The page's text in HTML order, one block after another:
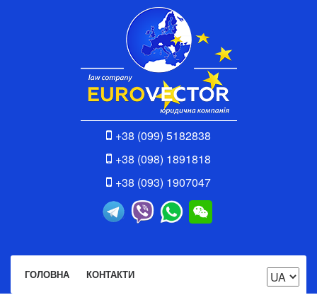
+38 (099) 5182838
+38 (098) 1891818
+38 (093) 1907047
ГОЛОВНА КОНТАКТИ